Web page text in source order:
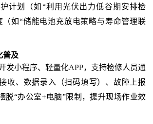
计划（如“利用光伏出力低谷期安排检
（如“储能电池充放电策略与寿命管理联
普及
发小程序、轻量化APP，支持检修人员通
收、数据录入（扫码填写）、故障上报
脱“办公室+电脑”限制，提升现场作业效